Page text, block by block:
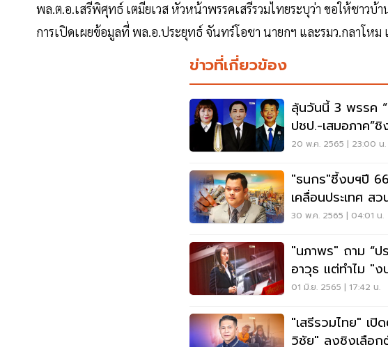
พล.ต.อ.เสรีพิศุทธ์ เตมียเวส หัวหน้าพรรคเสรีรวมไทยระบุว่า ขอให้ชาวบ้
การเปิดเผยข้อมูลที่ พล.อ.ประยุทธ์ จันทร์โอชา นายกฯ และรมว.กลาโหม
ข่าวที่เกี่ยวข้อง
ลุ้นวันนี้ 3 พรรค “
ปชป.-เสมอภาค”ชิ
เขต 3
20 พ.ค. 2565 | 23:00 น.
"ธนกร"ชี้งบฯปี 66 จำเป็นต่อการขับ
เคลื่อนประเทศ ส
อย่างใจอย่าง
30 พ.ค. 2565 | 04:01 น.
"นภาพร" ถาม “ป
อาวุธ แต่ทำไม "
ก่อสร้างกองทัพ
01 มิ.ย. 2565 | 17:42 น.
"เสรีรวมไทย" เปิ
วิชัย" ลงชิงเลือก